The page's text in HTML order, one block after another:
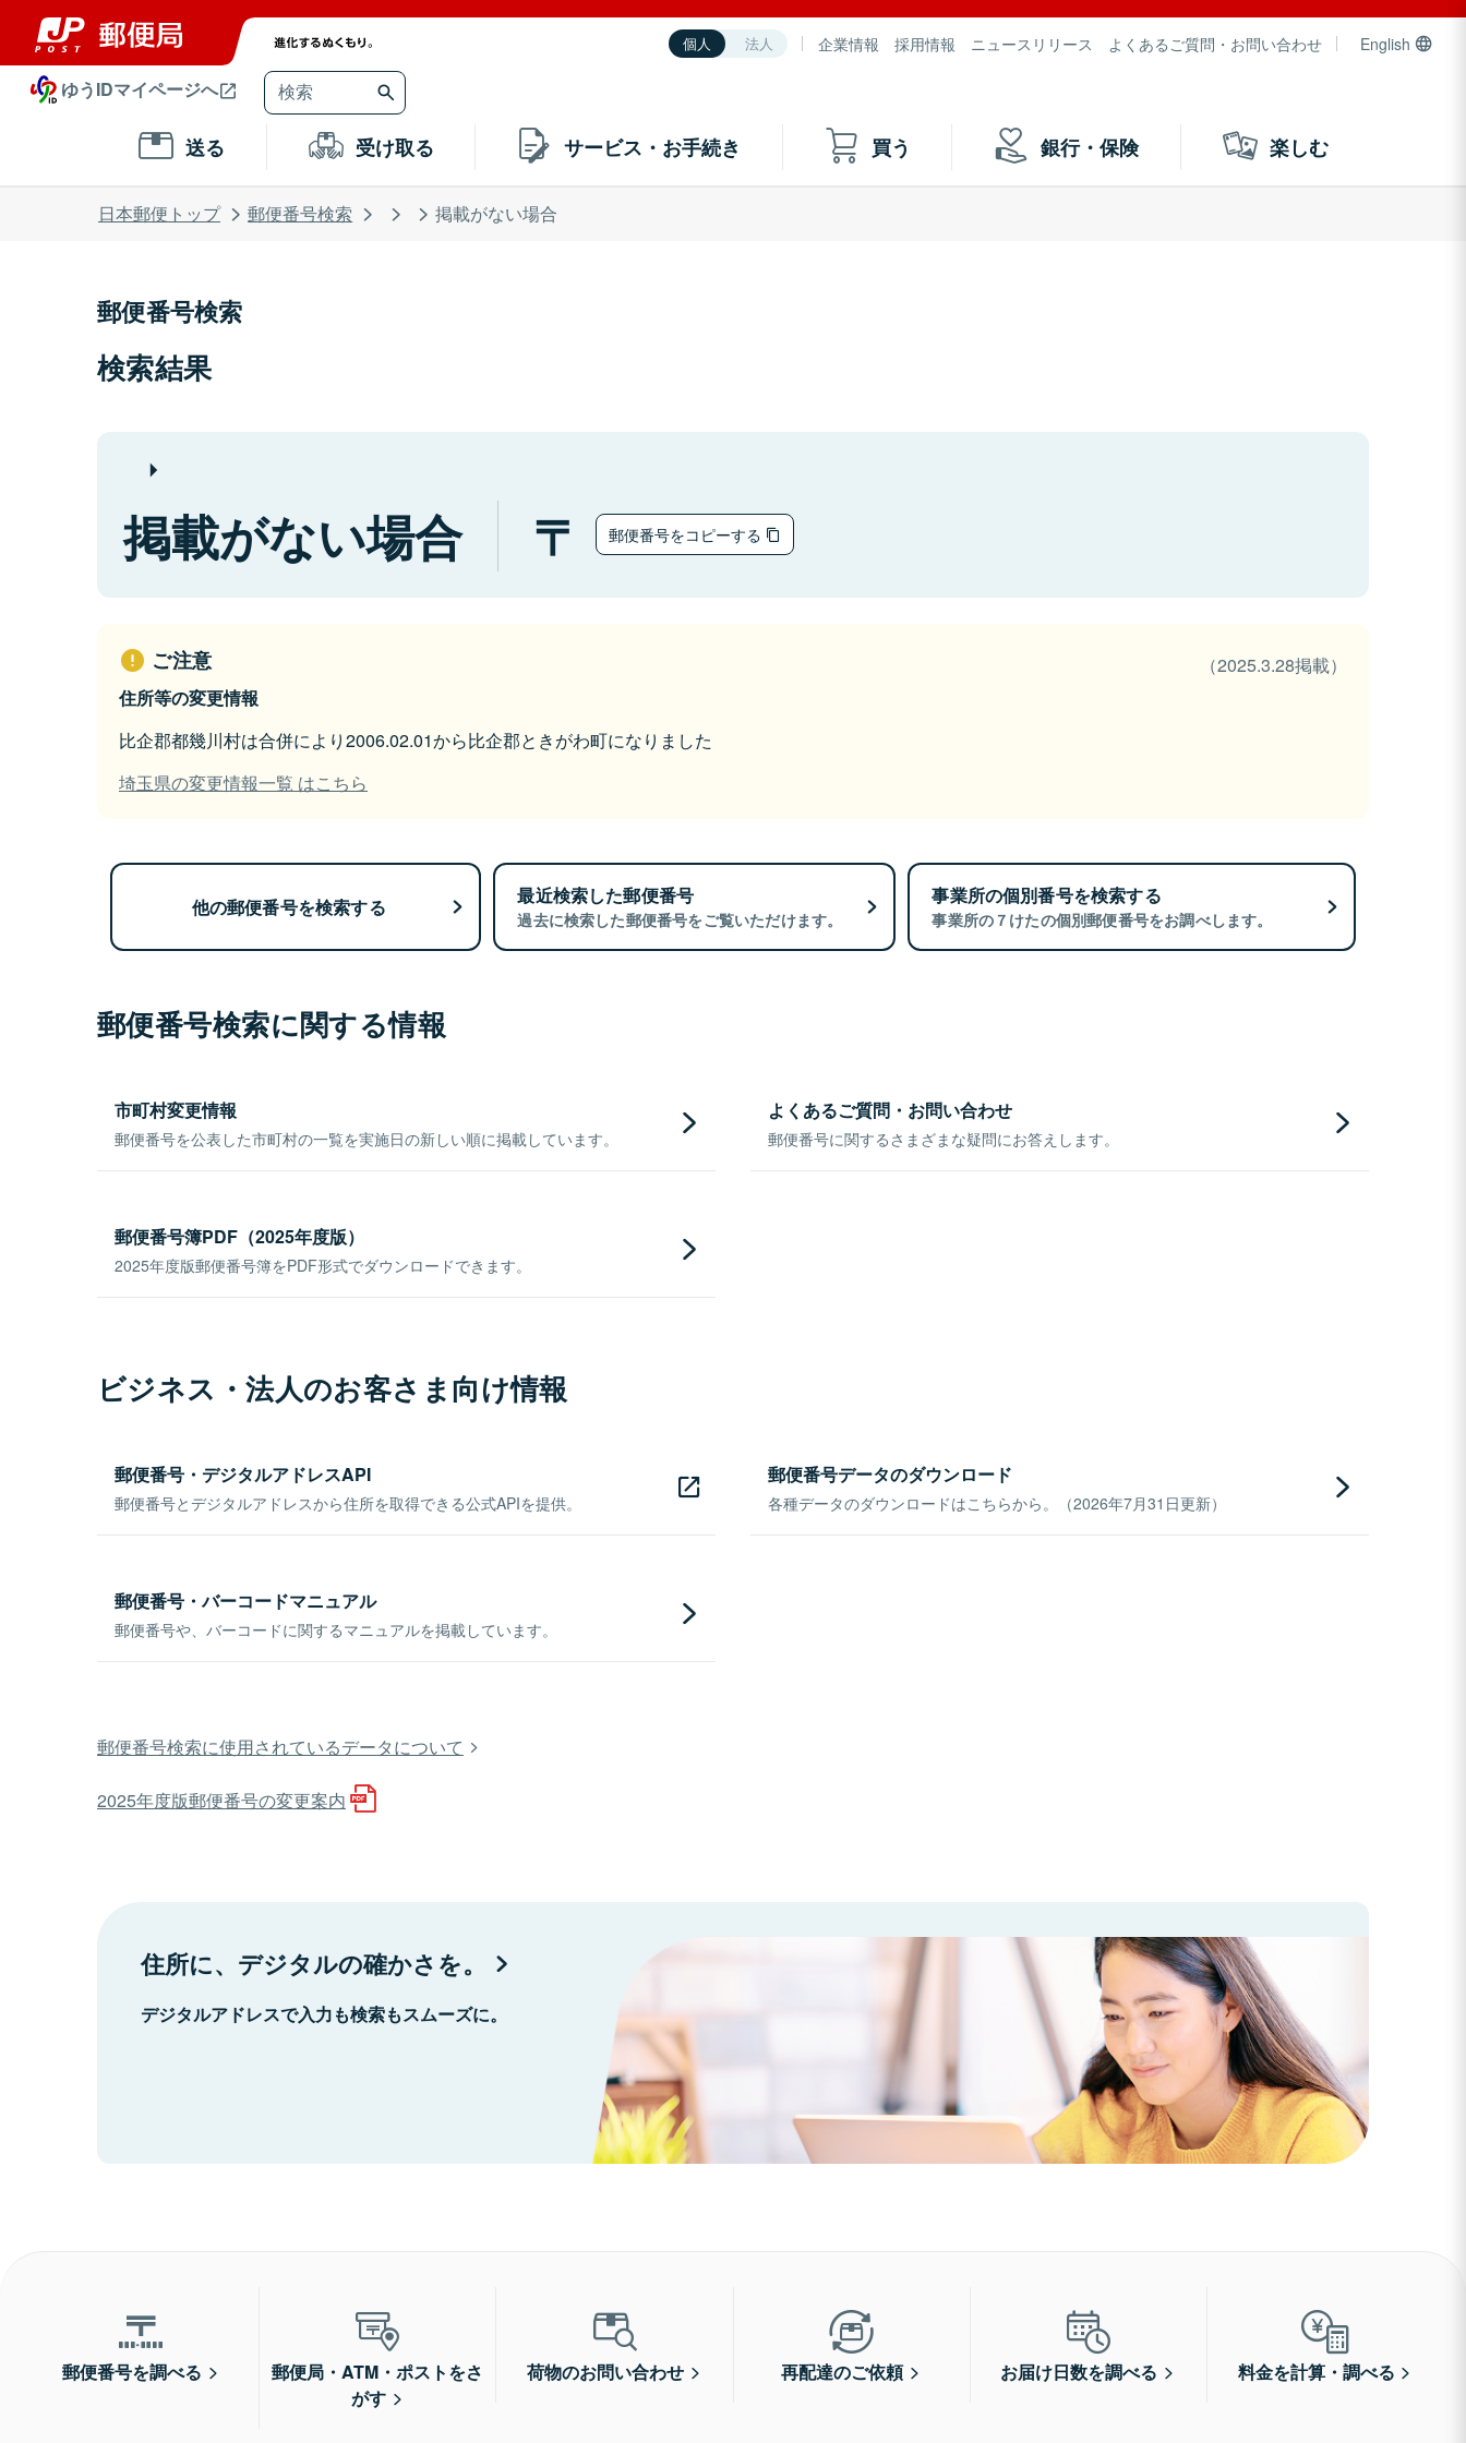
個人 法人 企業情報 採用情報 ニュースリリース よくあるご質問・お問い合わせ English
ゆうIDマイページへ
送る 受け取る サービス・お手続き 買う 銀行・保険 楽しむ
日本郵便トップ 郵便番号検索 掲載がない場合
郵便番号検索
検索結果
掲載がない場合 郵便番号をコピーする
ご注意
（2025.3.28掲載）
住所等の変更情報
比企郡都幾川村は合併により2006.02.01から比企郡ときがわ町になりました
埼玉県の変更情報一覧 はこちら
他の郵便番号を検索する 最近検索した郵便番号
過去に検索した郵便番号をご覧いただけます。
事業所の個別番号を検索する
事業所の７けたの個別郵便番号をお調べします。
郵便番号検索に関する情報
市町村変更情報
郵便番号を公表した市町村の一覧を実施日の新しい順に掲載しています。
よくあるご質問・お問い合わせ
郵便番号に関するさまざまな疑問にお答えします。
郵便番号簿PDF（2025年度版）
2025年度版郵便番号簿をPDF形式でダウンロードできます。
ビジネス・法人のお客さま向け情報
郵便番号・デジタルアドレスAPI
郵便番号とデジタルアドレスから住所を取得できる公式APIを提供。
郵便番号データのダウンロード
各種データのダウンロードはこちらから。（2026年7月31日更新）
郵便番号・バーコードマニュアル
郵便番号や、バーコードに関するマニュアルを掲載しています。
郵便番号検索に使用されているデータについて
2025年度版郵便番号の変更案内
住所に、デジタルの確かさを。
デジタルアドレスで入力も検索もスムーズに。
郵便番号を調べる
郵便局・ATM・ポストをさ
がす
荷物のお問い合わせ 再配達のご依頼 お届け日数を調べる 料金を計算・調べる